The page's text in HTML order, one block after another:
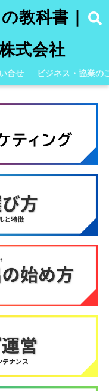
教科書｜
式会社
合せ ビジネス・協業の